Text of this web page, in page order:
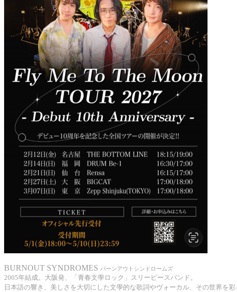
BURNOUT SYNDROMES バーンアウトシンドロームズ
2005年結成。大阪発、「青春文學ロック」スリーピースバンド。
日本語の響き、美しさを大切にした文學的な歌詞やヴォーカル、その世界を